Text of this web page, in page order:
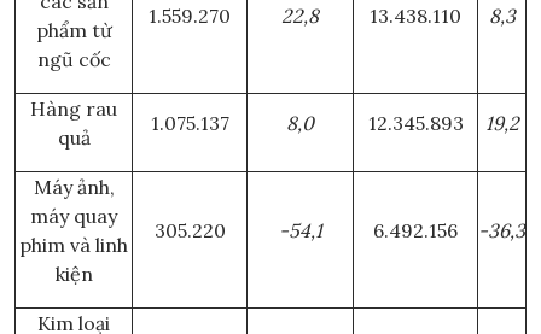
phẩm từ
ngũ cốc
1.559.270 22,8 13.438.110 8,3
Hàng rau
quả
1.075.137 8,0 12.345.893 19,2
Máy ảnh,
máy quay
phim và linh
kiện
305.220 -54,1 6.492.156 -36,3
Kim loại